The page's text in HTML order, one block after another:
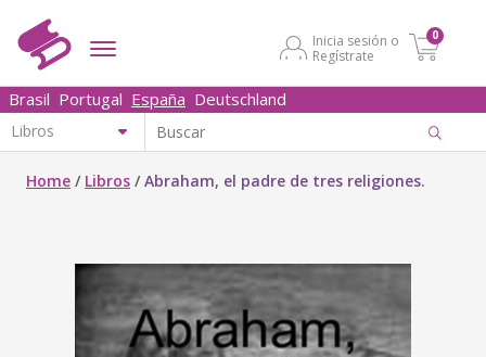
Inicia sesión o
Regístrate
0
Brasil Portugal España Deutschland
Home / Libros /Abraham, el padre de tres religiones.